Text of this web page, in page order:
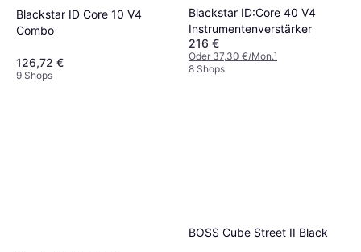
Blackstar ID Core 10 V4
Combo
126,72 €
9 Shops
Blackstar ID:Core 40 V4
Instrumentenverstärker
216 €
Oder 37,30 €/Mon.¹
8 Shops
BOSS Cube Street II Black